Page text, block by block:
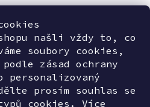
našli vždy to, co
soubory cookies,
zásad ochrany
personalizovaný
prosím souhlas se
cookies. Více